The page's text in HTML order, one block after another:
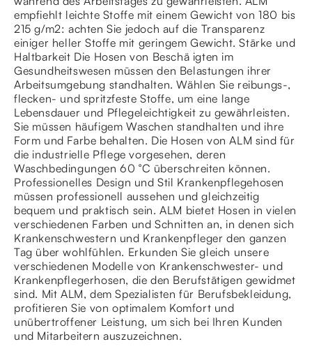
empfiehlt leichte Stoffe mit einem Gewicht von 180 bis
215 g/m2: achten Sie jedoch auf die Transparenz
einiger heller Stoffe mit geringem Gewicht. Stärke und
Haltbarkeit Die Hosen von Beschä igten im
Gesundheitswesen müssen den Belastungen ihrer
Arbeitsumgebung standhalten. Wählen Sie reibungs-,
flecken- und spritzfeste Stoffe, um eine lange
Lebensdauer und Pflegeleichtigkeit zu gewährleisten.
Sie müssen häufigem Waschen standhalten und ihre
Form und Farbe behalten. Die Hosen von ALM sind für
die industrielle Pflege vorgesehen, deren
Waschbedingungen 60 °C überschreiten können.
Professionelles Design und Stil Krankenpflegehosen
müssen professionell aussehen und gleichzeitig
bequem und praktisch sein. ALM bietet Hosen in vielen
verschiedenen Farben und Schnitten an, in denen sich
Krankenschwestern und Krankenpfleger den ganzen
Tag über wohlfühlen. Erkunden Sie gleich unsere
verschiedenen Modelle von Krankenschwester- und
Krankenpflegerhosen, die den Berufstätigen gewidmet
sind. Mit ALM, dem Spezialisten für Berufsbekleidung,
profitieren Sie von optimalem Komfort und
unübertroffener Leistung, um sich bei Ihren Kunden
und Mitarbeitern auszuzeichnen.